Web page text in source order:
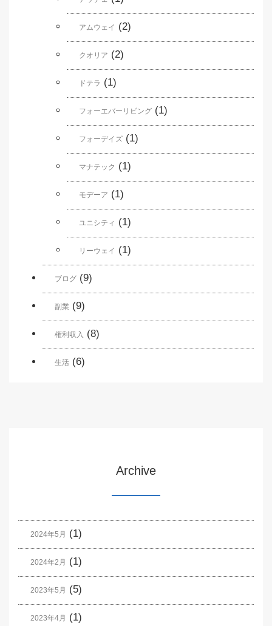
アムウェイ (2)
クオリア (2)
ドテラ (1)
フォーエバーリビング (1)
フォーデイズ (1)
マナテック (1)
モデーア (1)
ユニシティ (1)
リーウェイ (1)
ブログ (9)
副業 (9)
権利収入 (8)
生活 (6)
Archive
2024年5月 (1)
2024年2月 (1)
2023年5月 (5)
2023年4月 (1)